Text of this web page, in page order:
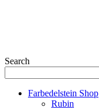
Search
Farbedelstein Shop
Rubin